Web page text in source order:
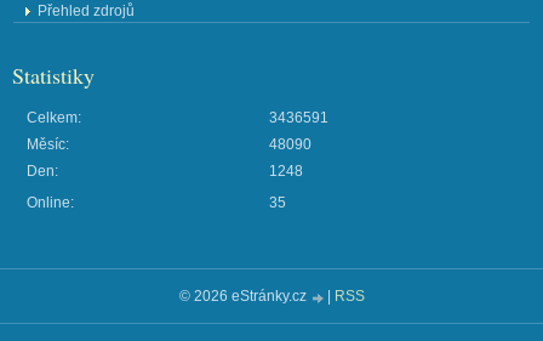
Přehled zdrojů
Statistiky
Online: 35
Celkem:
3436591
Měsíc:
48090
Den:
1248
© 2026 eStránky.cz | RSS